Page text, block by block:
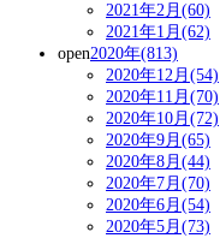
2021年2月(60)
2021年1月(62)
open2020年(813)
2020年12月(54)
2020年11月(70)
2020年10月(72)
2020年9月(65)
2020年8月(44)
2020年7月(70)
2020年6月(54)
2020年5月(73)